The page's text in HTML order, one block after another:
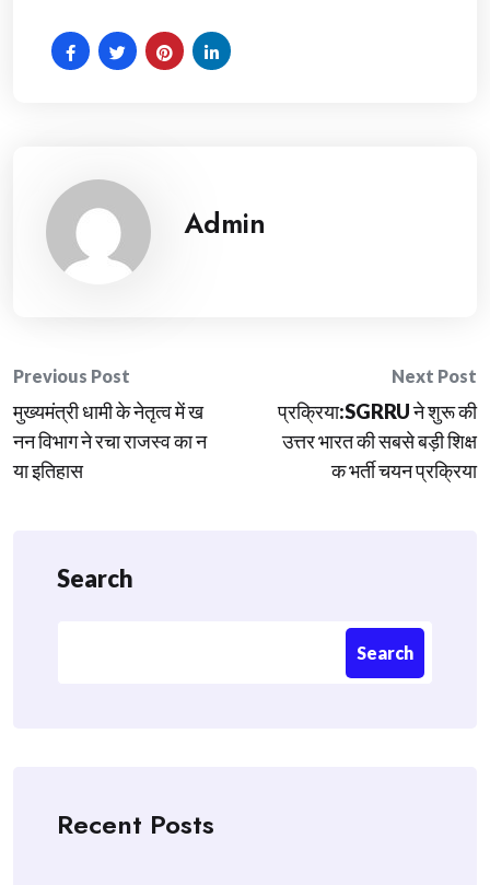
Admin
Post
navigation
Previous Post
मुख्यमंत्री धामी के नेतृत्व में ख
नन विभाग ने रचा राजस्व का न
या इतिहास
Next Post
प्रक्रिया:SGRRU ने शुरू की
उत्तर भारत की सबसे बड़ी शिक्ष
क भर्ती चयन प्रक्रिया
Search
Search
Recent Posts